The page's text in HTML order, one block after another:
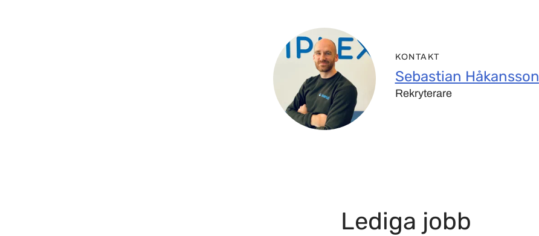
KONTAKT
Sebastian Håkansson
Rekryterare
Lediga jobb